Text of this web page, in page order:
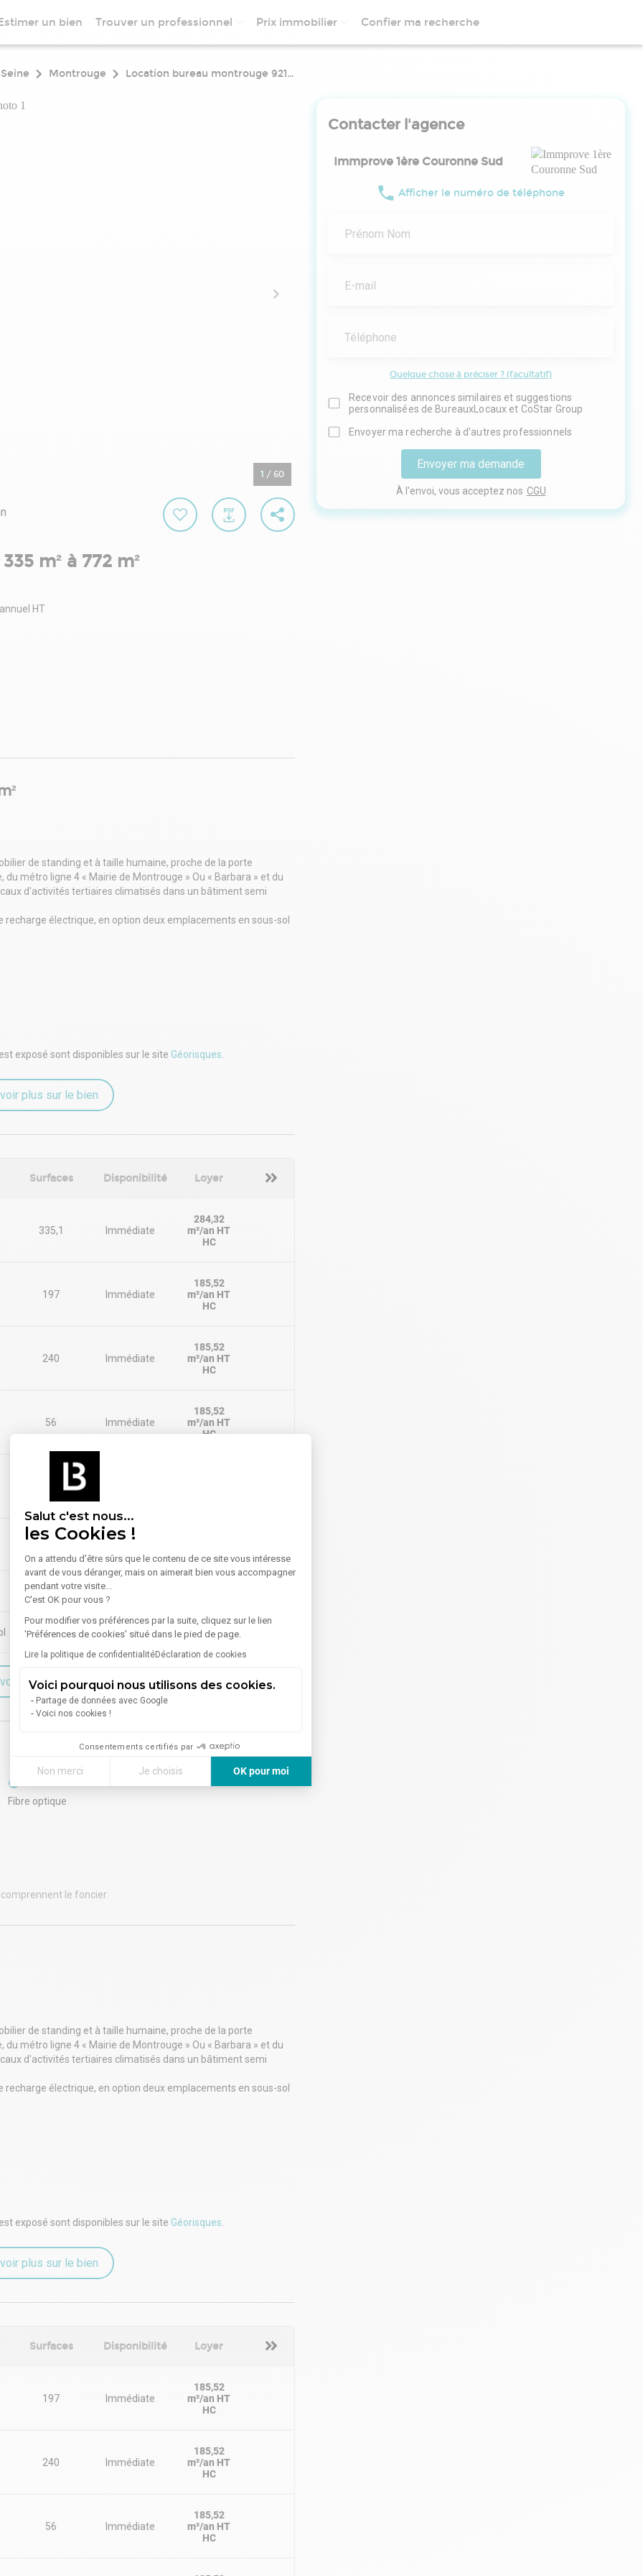
Salut c'est nous...
les Cookies !
On a attendu d'être sûrs que le contenu de ce site vous intéresse
avant de vous déranger, mais on aimerait bien vous accompagner
pendant votre visite...
C'est OK pour vous ?
Pour modifier vos préférences par la suite, cliquez sur le lien
'Préférences de cookies' situé dans le pied de page.
Lire la politique de confidentialitéDéclaration de cookies
Voici pourquoi nous utilisons des cookies.
Partage de données avec Google
Voici nos cookies !
Consentements certifiés par
Non merci Je choisis OK pour moi
Axeptio consent
Plateforme de Gestion du Consentement : Personnalisez vos Options
un bien Trouver un professionnel Prix immobilier Confier ma recherche
Montrouge Location bureau montrouge 92120
1 / 60
m² à 772 m²
HT
de standing et à taille humaine, proche de la porte
métro ligne 4 « Mairie de Montrouge » Ou « Barbara » et du
d'activités tertiaires climatisés dans un bâtiment semi
électrique, en option deux emplacements en sous-sol
d'un cloisonnement optimisé, une cuisine aménagée.
de surface utile pondérée
exposé sont disponibles sur le site Géorisques
plus sur le bien
Surfaces Disponibilité Loyer
335,1 Immédiate
284,32
m²/an HT
HC
197 Immédiate
185,52
m²/an HT
HC
240 Immédiate
185,52
m²/an HT
HC
56 Immédiate
185,52
m²/an HT
HC
828,1 m²
plus sur le bien
Fibre optique
le foncier.
de standing et à taille humaine, proche de la porte
métro ligne 4 « Mairie de Montrouge » Ou « Barbara » et du
d'activités tertiaires climatisés dans un bâtiment semi
électrique, en option deux emplacements en sous-sol
d'un cloisonnement optimisé, une cuisine aménagée.
de surface utile pondérée
et dernier étage avec ascenseur
exposé sont disponibles sur le site Géorisques
plus sur le bien
Surfaces Disponibilité Loyer
197 Immédiate
185,52
m²/an HT
HC
240 Immédiate
185,52
m²/an HT
HC
56 Immédiate
185,52
m²/an HT
HC
Contacter l'agence
Immprove 1ère Couronne Sud
Afficher le numéro de téléphone
Prénom Nom
E-mail
Téléphone
Quelque chose à préciser ? (facultatif)
Recevoir des annonces similaires et suggestions
personnalisées de BureauxLocaux et CoStar Group
Envoyer ma recherche à d'autres professionnels
Envoyer ma demande
À l'envoi, vous acceptez nos CGU